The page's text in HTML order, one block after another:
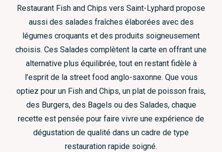
Restaurant Fish and Chips vers Saint-Lyphard propose
aussi des salades fraîches élaborées avec des
légumes croquants et des produits soigneusement
choisis. Ces Salades complètent la carte en offrant une
alternative plus équilibrée, tout en restant fidèle à
l’esprit de la street food anglo-saxonne. Que vous
optiez pour un Fish and Chips, un plat de poisson frais,
des Burgers, des Bagels ou des Salades, chaque
recette est pensée pour faire vivre une expérience de
dégustation de qualité dans un cadre de type
restauration rapide soigné.